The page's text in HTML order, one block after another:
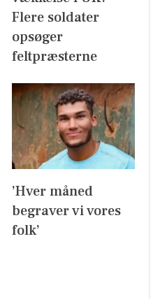
Flere soldater
opsøger
feltpræsterne
’Hver måned
begraver vi vores
folk’